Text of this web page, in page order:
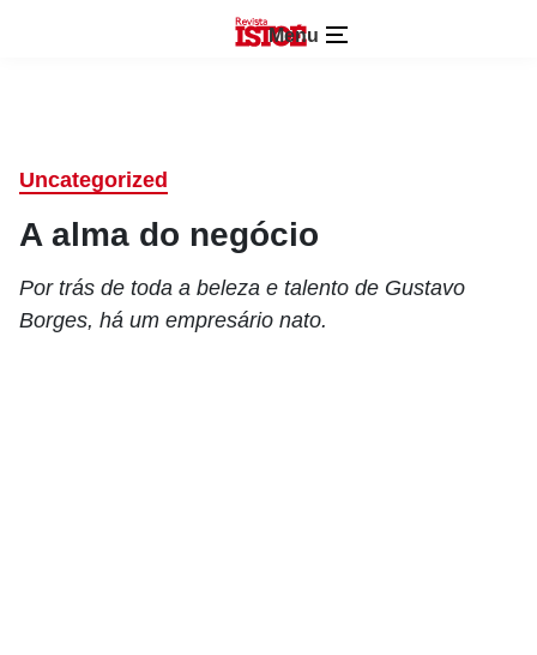
Menu
Uncategorized
A alma do negócio
Por trás de toda a beleza e talento de Gustavo
Borges, há um empresário nato.